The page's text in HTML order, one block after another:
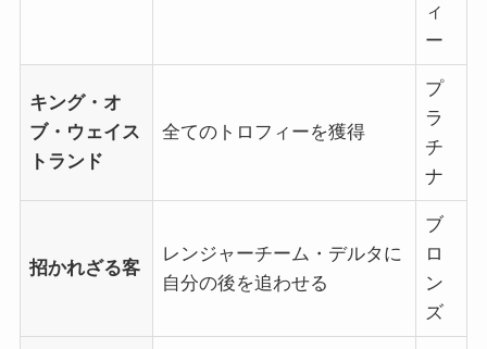
ィ
ー
キング・オ
ブ・ウェイス
トランド
全てのトロフィーを獲得
プ
ラ
チ
ナ
招かれざる客
レンジャーチーム・デルタに
自分の後を追わせる
ブ
ロ
ン
ズ